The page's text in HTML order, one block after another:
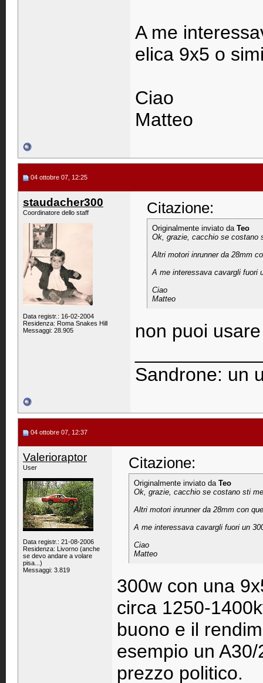
A me
elica 9x5 o
Ciao
Matteo
04 ottobre 07, 12:25
staudacher300
Coordinatore dello staff
Data registr.: 16-02-2004
Residenza: Roma Snakes Hill
Messaggi: 28.905
Citazione:
Originalmente inviato da Teo
Ok, grazie, cacchio se costano
Altri motori inrunner da 28mm
A me interessava cavargli fuori
Ciao
Matteo
non puoi
Sandrone: un
04 ottobre 07, 12:37
Valerioraptor
User
Data registr.: 21-08-2006
Residenza: Livorno (anche
se devo andare a volare
pisa...)
Messaggi: 3.819
Citazione:
Originalmente inviato da Teo
Ok, grazie, cacchio se costano sti
Altri motori inrunner da 28mm con
A me interessava cavargli fuori un
Ciao
Matteo
300w con una
circa 1250-
buono e il
esempio un
prezzo politico.